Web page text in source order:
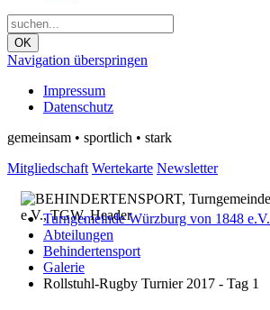
OK
Navigation überspringen
Impressum
Datenschutz
gemeinsam • sportlich • stark
Mitgliedschaft Wertekarte Newsletter
Turngemeinde Würzburg von 1848 e.V.
Abteilungen
Behindertensport
Galerie
Rollstuhl-Rugby Turnier 2017 - Tag 1